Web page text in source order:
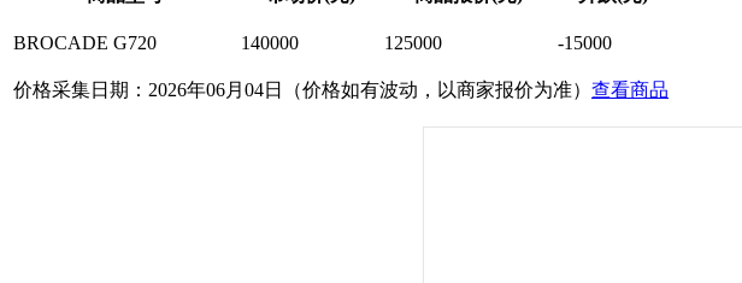
BROCADE G720 140000 125000 -15000
价格采集日期：2026年06月04日（价格如有波动，以商家报价为准） 查看商品